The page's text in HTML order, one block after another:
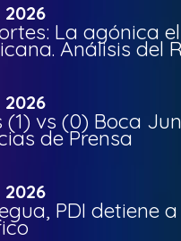
La agónica
Análisis del
(1) vs (0) Boca
de Prensa
PDI detiene